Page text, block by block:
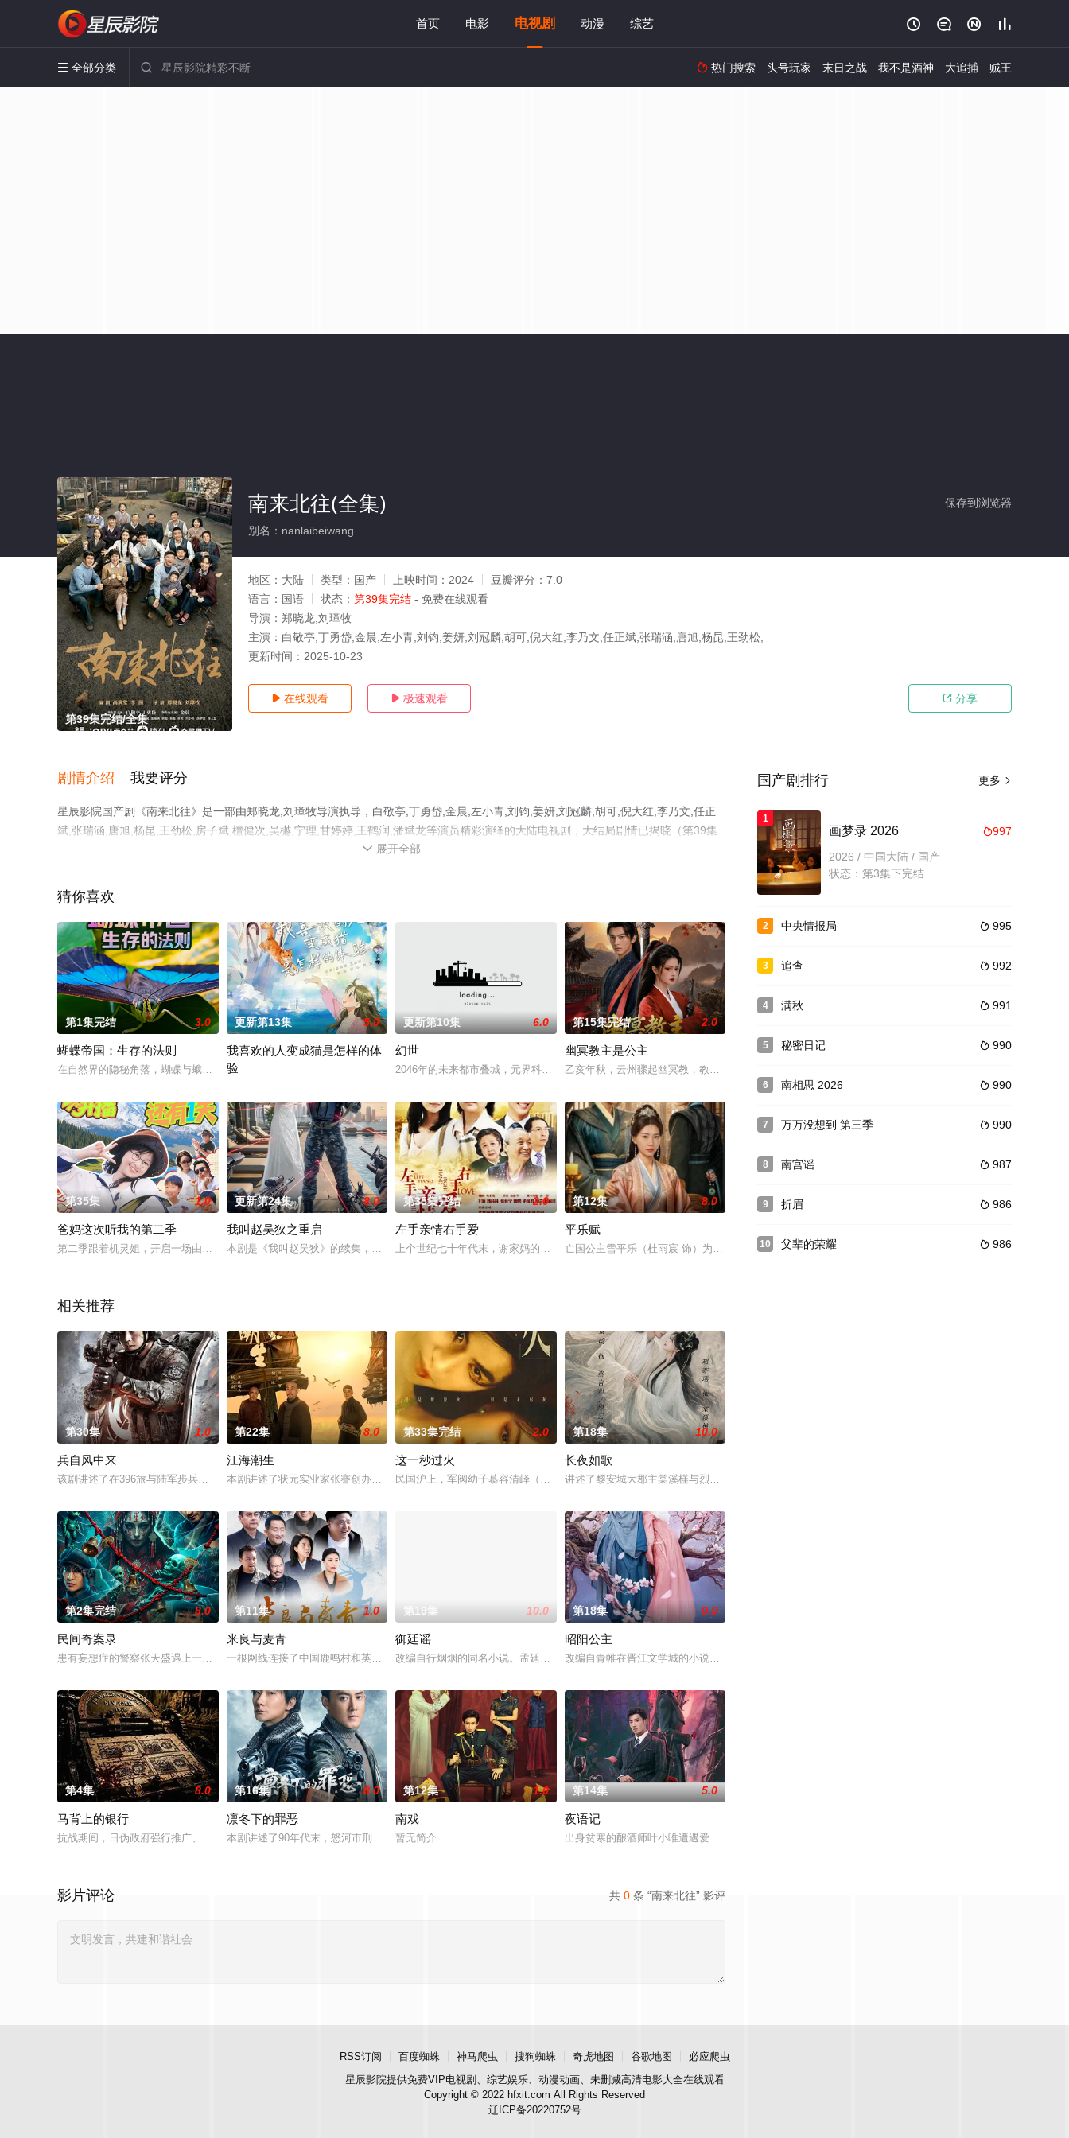
首页 电影 电视剧 动漫 综艺    
 全部分类   热门搜索 头号玩家 末日之战 我不是酒神 大追捕 贼王
第39集完结/全集
保存到浏览器
南来北往(全集)
别名：nanlaibeiwang
地区： 大陆 类型： 国产 上映时间： 2024 豆瓣评分： 7.0
语言： 国语 状态： 第39集完结 - 免费在线观看
导演： 郑晓龙,刘璋牧
主演： 白敬亭,丁勇岱,金晨,左小青,刘钧,姜妍,刘冠麟,胡可,倪大红,李乃文,任正斌,张瑞涵,唐旭,杨昆,王劲松,
更新时间： 2025-10-23
 在线观看  极速观看  分享
剧情介绍 我要评分
星辰影院国产剧《南来北往》是一部由郑晓龙,刘璋牧导演执导，白敬亭,丁勇岱,金晨,左小青,刘钧,姜妍,刘冠麟,胡可,倪大红,李乃文,任正
斌,张瑞涵,唐旭,杨昆,王劲松,房子斌,檀健次,吴樾,宁理,甘婷婷,王鹤润,潘斌龙等演员精彩演绎的大陆电视剧，大结局剧情已揭晓（第39集
完结），手机免费观看高清无删减完整版电视剧全集就上星辰影视，更多相关信息可移步至豆瓣电视剧、电视猫或剧情网等平台了解。
 展开全部
猜你喜欢
第1集完结 3.0
蝴蝶帝国：生存的法则
在自然界的隐秘角落，蝴蝶与蛾子上演着跨越生命全程的奇迹蜕变。历经超过一亿三千万年的进化，它们发展出精妙的伪装术、
更新第13集 5.0
我喜欢的人变成猫是怎样的体
验
由省广播电视局选送，漳州市百映影视文化发展有限公司、殿影(厦门)文化传媒有限公司等制作，12分钟×13集。取景地
更新第10集 6.0
幻世
2046年的未来都市叠城，元界科技发布乐园系统，架构师叶西借此跻身权力核心。数字伦理顾问陈顾远怀疑元界数据造假，
第15集完结 2.0
幽冥教主是公主
乙亥年秋，云州骤起幽冥教，教主独孤晴专杀薄情负心德行有亏之辈。太子夏无双和好兄弟张小峰奉皇命携天
第35集 1.0
爸妈这次听我的第二季
第二季跟着机灵姐，开启一场由萌娃主导的新疆全家游!每一站都由机灵姐规划路线、解锁玩法。旅途中有姐弟间的趣味互动，
更新第24集 8.0
我叫赵吴狄之重启
本剧是《我叫赵吴狄》的续集，讲述赵吴狄（杨业明 饰）和沈星语（向婧怡 饰）结婚后意外失忆，来到一个危机四伏的三不
第35集完结 2.0
左手亲情右手爱
上个世纪七十年代末，谢家妈的亲生女儿进了罗家，成了罗家的宝贝千金，取名罗家宝。罗家妈的亲生儿子进了谢家，成了谢家
第12集 8.0
平乐赋
亡国公主雪平乐（杜雨宸 饰）为复兴母国与落魄皇子云川（李欣泽 饰）相遇，两人历经猜忌和磨难，相互治
相关推荐
第30集 1.0
兵自风中来
该剧讲述了在396旅与陆军步兵学院联合举办的小型军事演习中，郭子剑因不满演习流于形式，假传指令要求真打实抗，虽引
第22集 8.0
江海潮生
本剧讲述了状元实业家张謇创办大生企业，实业报国的故事。甲午战争后，国家蒙羞，张謇虽高中状元，却渴望寻求强国之路。
第33集完结 2.0
这一秒过火
民国沪上，军阀幼子慕容清峄（张凌赫 饰）因被抱错而受尽养父虐待，少年出逃时被任素素（王楚然 饰）所救，却累及其家
第18集 10.0
长夜如歌
讲述了黎安城大郡主棠溪槿与烈云峥之间曲折动人的情感，以及他们在复杂局势中坚守初心、勇敢面对困难的
第2集完结 8.0
民间奇案录
患有妄想症的警察张天盛遇上一起离奇的神像杀人事件，勘案过程中，牵引出“婴胎报仇”，“娘娘索命”等一连串妖异事件，
第11集 1.0
米良与麦青
一根网线连接了中国鹿鸣村和英国牛津，麦香通过视频向米良宣告：婚不结了。鹿鸣村开了锅，村民大骂麦香是叛徒。麦香是婚
第19集 10.0
御廷谣
改编自行烟烟的同名小说。孟廷辉，大平王朝有史以来个以女子进士科三元及第入翰林院的奇女子。十年前的她被他从死人堆里
第18集 9.0
昭阳公主
改编自青帷在晋江文学城的小说《平阳公主》。
第4集 8.0
马背上的银行
抗战期间，日伪政府强行推广、使用由“中国准备银行”发行的伪钞货币。根据党中央指示，高景波、徐邵梁、孙希光和黄鹰等
第16集 8.0
凛冬下的罪恶
本剧讲述了90年代末，怒河市刑侦支队在无普及监控、无DNA鉴定技术的支持下，通过摸排、勘查等传统刑侦手段，接连破
第12集 1.0
南戏
暂无简介
第14集 5.0
夜语记
出身贫寒的酿酒师叶小唯遭遇爱人程桉、恩师林晚媚的双重背叛。她从恨意中涅槃重生，借私生女桑落的身份
共 0 条 “南来北往” 影评
影片评论
更多 
国产剧排行
1
997
画梦录 2026
2026 / 中国大陆 / 国产
状态：第3集下完结
2  995
中央情报局
3  992
追查
4  991
满秋
5  990
秘密日记
6  990
南相思 2026
7  990
万万没想到 第三季
8  987
南宫谣
9  986
折眉
10  986
父辈的荣耀
RSS订阅 百度蜘蛛 神马爬虫 搜狗蜘蛛 奇虎地图 谷歌地图
必应爬虫
星辰影院提供免费VIP电视剧、综艺娱乐、动漫动画、未删减高清电影大全在线观看
Copyright © 2022 hfxit.com All Rights Reserved
辽ICP备20220752号